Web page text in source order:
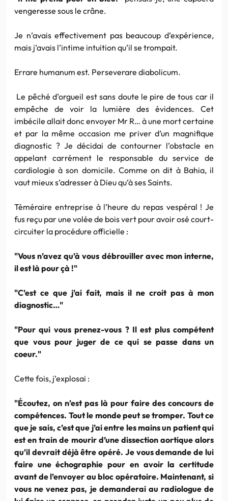
vengeresse sous le crâne.
Je n’avais effectivement pas beaucoup d’expérience,
mais j’avais l’intime intuition qu’il se trompait.
Errare humanum est. Perseverare diabolicum.
Le pêché d’orgueil est sans doute le pire de tous car il
empêche de voir la lumière des évidences. Cet
imbécile allait donc envoyer Mr R… à une mort certaine
et par la même occasion me priver d’un magnifique
diagnostic ? Je décidai de contourner l’obstacle en
appelant carrément le responsable du service de
cardiologie à son domicile. Comme on dit à Bahia, il
vaut mieux s’adresser à Dieu qu’à ses Saints.
Téméraire entreprise à l’heure du repas vespéral ! Je
fus reçu par une volée de bois vert pour avoir osé court-
circuiter la procédure officielle :
"Vous n’avez qu’à vous débrouiller avec mon interne,
il est là pour çà !"
"C’est ce que j’ai fait, mais il ne croit pas à mon
diagnostic…"
"Pour qui vous prenez-vous ? Il est plus compétent
que vous pour juger de ce qui se passe dans un
coeur."
Cette fois, j’explosai :
"Écoutez, on n’est pas là pour faire des concours de
compétences. Tout le monde peut se tromper. Tout ce
que je sais, c’est que j’ai entre les mains un patient qui
est en train de mourir d’une dissection aortique alors
qu’il devrait déjà être opéré. Je vous demande de lui
faire une échographie pour en avoir la certitude
avant de l’envoyer au bloc opératoire. Maintenant, si
vous ne venez pas, je demanderai au radiologue de